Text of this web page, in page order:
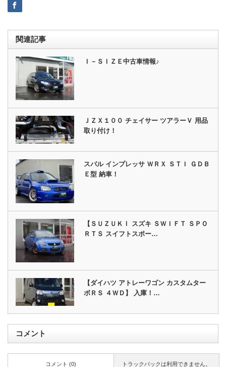
関連記事
Ｉ－ＳＩＺＥ中古車情報♪
ＪＺＸ１００ チェイサー ツアラーＶ 用品
取り付け！
スバル インプレッサ ＷＲＸ ＳＴＩ ＧＤＢ
Ｅ型 納車！
【ＳＵＺＵＫＩ スズキ ＳＷＩＦＴ ＳＰＯ
ＲＴＳ スイフトスポー…
【ダイハツ アトレーワゴン カスタムター
ボＲＳ ４ＷＤ】 入庫！…
コメント
トラックバックは利用できません。
コメント (0)